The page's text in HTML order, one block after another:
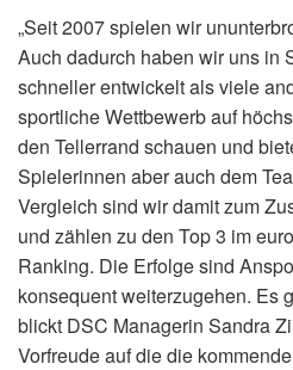
„Seit 2007 spielen wir
Auch dadurch haben wir uns in
schneller entwickelt als viele
sportliche Wettbewerb auf
den Tellerrand schauen und
Spielerinnen aber auch dem
Vergleich sind wir damit zum
und zählen zu den Top 3 im
Ranking. Die Erfolge sind
konsequent weiterzugehen. Es
blickt DSC Managerin Sandra
Vorfreude auf die die